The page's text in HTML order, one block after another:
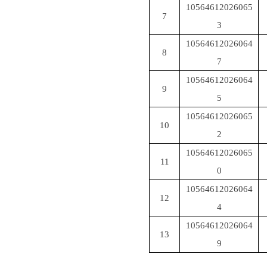
7
10564612026065
3
8
10564612026064
7
9
10564612026064
5
10
10564612026065
2
11
10564612026065
0
12
10564612026064
4
13
10564612026064
9